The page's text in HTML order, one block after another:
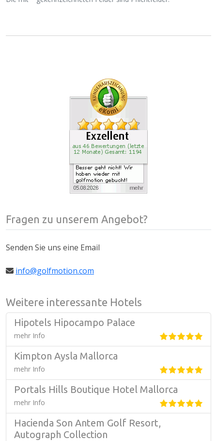
Fragen zu unserem Angebot?
Senden Sie uns eine Email
info@golfmotion.com
Weitere interessante Hotels
Hipotels Hipocampo Palace
mehr Info
Kimpton Aysla Mallorca
mehr Info
Portals Hills Boutique Hotel Mallorca
mehr Info
Hacienda Son Antem Golf Resort,
Autograph Collection